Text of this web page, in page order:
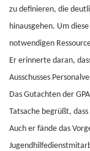
zu definieren, die
hinausgehen. Um
notwendigen
Er erinnerte daran,
Ausschusses
Das Gutachten der
Tatsache begrüßt,
Auch er fände das